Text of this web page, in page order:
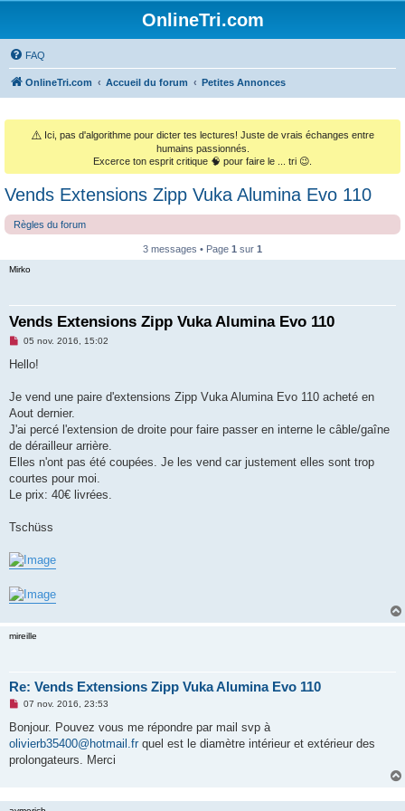
OnlineTri.com
FAQ
OnlineTri.com Accueil du forum Petites Annonces
⚠️ Ici, pas d'algorithme pour dicter tes lectures! Juste de vrais échanges entre
humains passionnés.
Excerce ton esprit critique 🧠 pour faire le ... tri 😉.
Vends Extensions Zipp Vuka Alumina Evo 110
Règles du forum
3 messages • Page 1 sur 1
Mirko
Vends Extensions Zipp Vuka Alumina Evo 110
M
s
g
n
o
l
u
05 nov. 2016, 15:02
Hello!
Je vend une paire d'extensions Zipp Vuka Alumina Evo 110 acheté en
Aout dernier.
J'ai percé l'extension de droite pour faire passer en interne le câble/gaîne
de dérailleur arrière.
Elles n'ont pas été coupées. Je les vend car justement elles sont trop
courtes pour moi.
Le prix: 40€ livrées.
Tschüss
mireille
Re: Vends Extensions Zipp Vuka Alumina Evo 110
M
s
a
g
n
07 nov. 2016, 23:53
Bonjour. Pouvez vous me répondre par mail svp à
olivierb35400@hotmail.fr quel est le diamètre intérieur et extérieur des
prolongateurs. Merci